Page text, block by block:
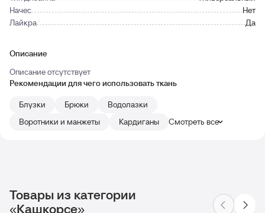
Начес
Нет
Лайкра
Да
Описание
Описание отсутствует
Рекомендации для чего использовать ткань
Блузки
Брюки
Водолазки
Воротники и манжеты
Кардиганы Смотреть все
Товары из категории
«Кашкорсе»